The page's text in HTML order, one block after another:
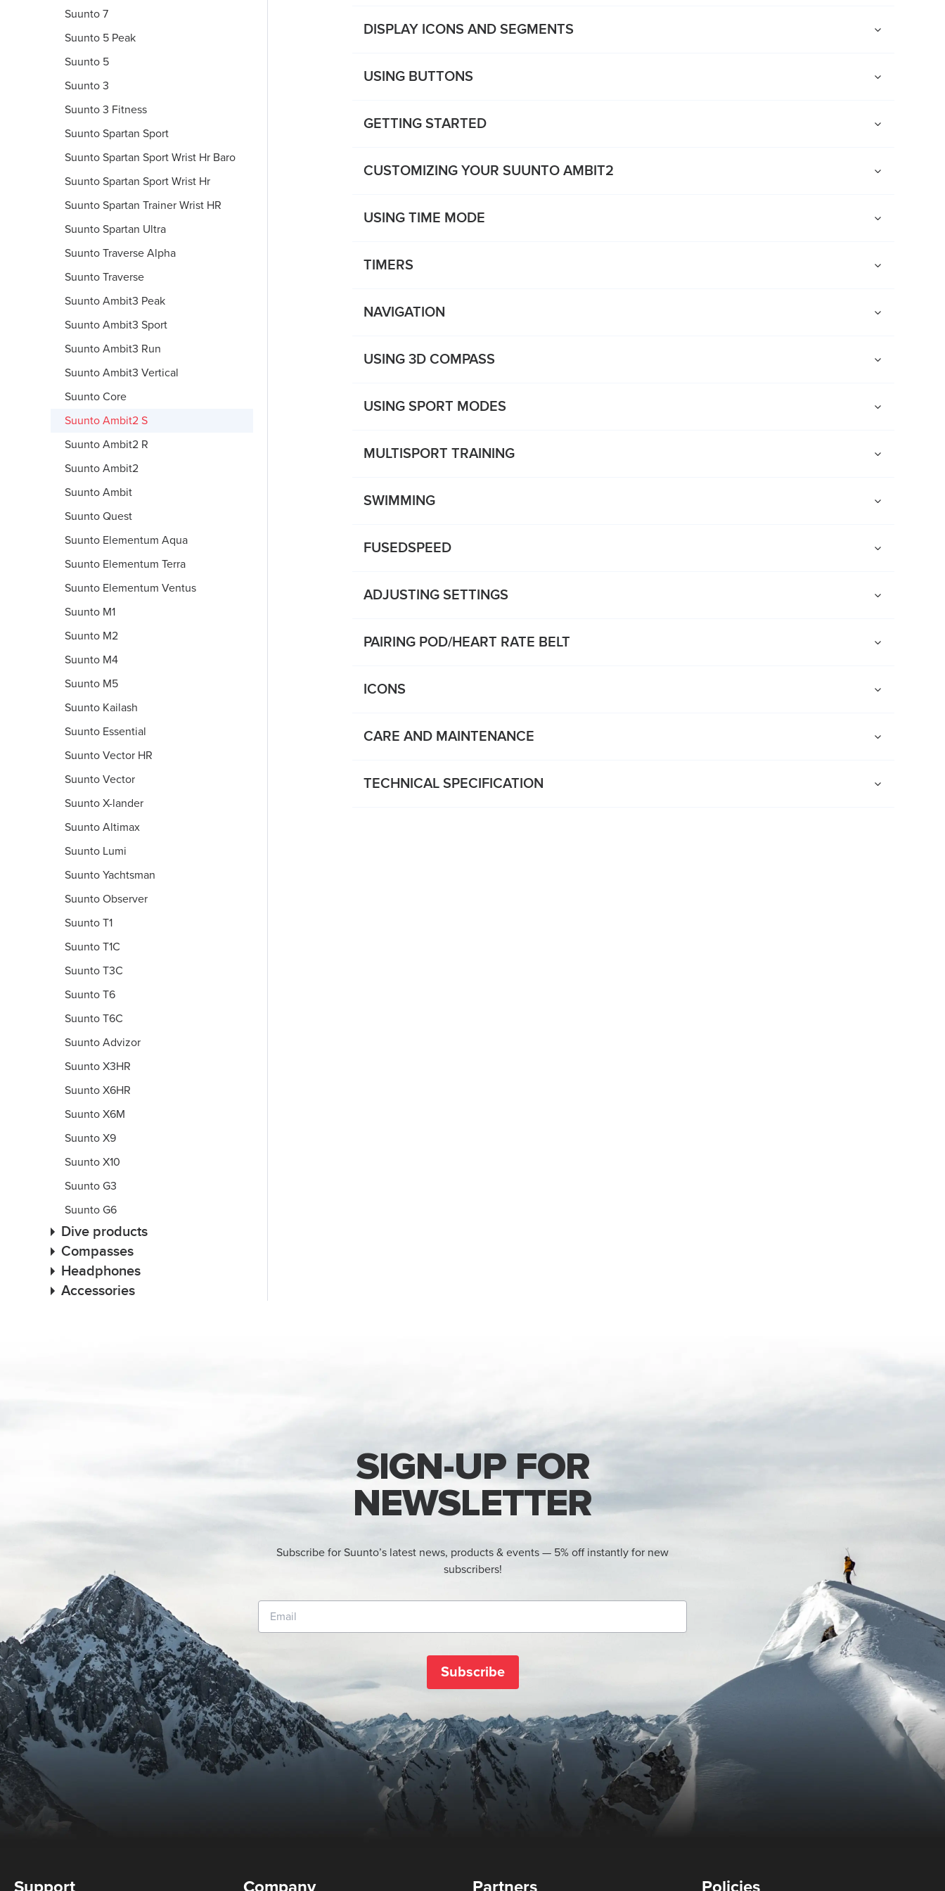
Suunto 7
Suunto 5 Peak
Suunto 5
Suunto 3
Suunto 3 Fitness
Suunto Spartan Sport
Suunto Spartan Sport Wrist Hr Baro
Suunto Spartan Sport Wrist Hr
Suunto Spartan Trainer Wrist HR
Suunto Spartan Ultra
Suunto Traverse Alpha
Suunto Traverse
Suunto Ambit3 Peak
Suunto Ambit3 Sport
Suunto Ambit3 Run
Suunto Ambit3 Vertical
Suunto Core
Suunto Ambit2 S
Suunto Ambit2 R
Suunto Ambit2
Suunto Ambit
Suunto Quest
Suunto Elementum Aqua
Suunto Elementum Terra
Suunto Elementum Ventus
Suunto M1
Suunto M2
Suunto M4
Suunto M5
Suunto Kailash
Suunto Essential
Suunto Vector HR
Suunto Vector
Suunto X-lander
Suunto Altimax
Suunto Lumi
Suunto Yachtsman
Suunto Observer
Suunto T1
Suunto T1C
Suunto T3C
Suunto T6
Suunto T6C
Suunto Advizor
Suunto X3HR
Suunto X6HR
Suunto X6M
Suunto X9
Suunto X10
Suunto G3
Suunto G6
Dive products
Compasses
Headphones
Accessories
DISPLAY ICONS AND SEGMENTS
USING BUTTONS
GETTING STARTED
CUSTOMIZING YOUR SUUNTO AMBIT2
USING TIME MODE
TIMERS
NAVIGATION
USING 3D COMPASS
USING SPORT MODES
MULTISPORT TRAINING
SWIMMING
FUSEDSPEED
ADJUSTING SETTINGS
PAIRING POD/HEART RATE BELT
ICONS
CARE AND MAINTENANCE
TECHNICAL SPECIFICATION
SIGN-UP FOR
NEWSLETTER
Subscribe for Suunto’s latest news, products & events — 5% off instantly for new
subscribers!
Subscribe
Support Company Partners Policies